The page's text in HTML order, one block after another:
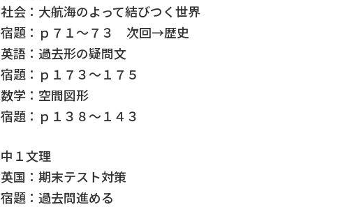
社会：大航海のよって結びつく世界
宿題：ｐ７１～７３ 次回→歴史
英語：過去形の疑問文
宿題：ｐ１７３～１７５
数学：空間図形
宿題：ｐ１３８～１４３
中１文理
英国：期末テスト対策
宿題：過去問進める